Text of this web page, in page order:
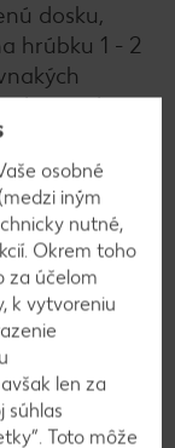
dosku,
hrúbku 1 - 2
do stredu
ich prikryjeme.
tým istým
V
minútu z
kuchynskej
v zmesi
osobné
iným
nutné,
Okrem toho
za účelom
k vytvoreniu
len za
súhlas
Toto môže